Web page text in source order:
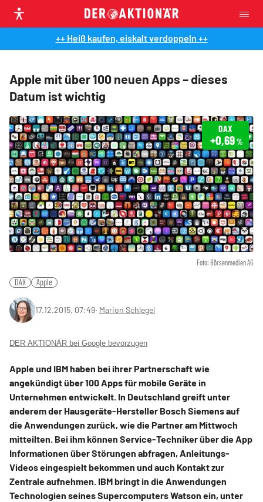
++ Heiß kaufen, eiskalt verdoppeln ++
Apple mit über 100 neuen Apps – dieses
Datum ist wichtig
Foto: Börsenmedien AG
DAX
+0,69%
DAX Apple
17.12.2015, 07:49‧ Marion Schlegel
DER AKTIONÄR bei Google bevorzugen
Apple und IBM haben bei ihrer Partnerschaft wie
angekündigt über 100 Apps für mobile Geräte in
Unternehmen entwickelt. In Deutschland greift unter
anderem der Hausgeräte-Hersteller Bosch Siemens auf
die Anwendungen zurück, wie die Partner am Mittwoch
mitteilten. Bei ihm können Service-Techniker über die App
Informationen über Störungen abfragen, Anleitungs-
Videos eingespielt bekommen und auch Kontakt zur
Zentrale aufnehmen. IBM bringt in die Anwendungen
Technologien seines Supercomputers Watson ein, unter